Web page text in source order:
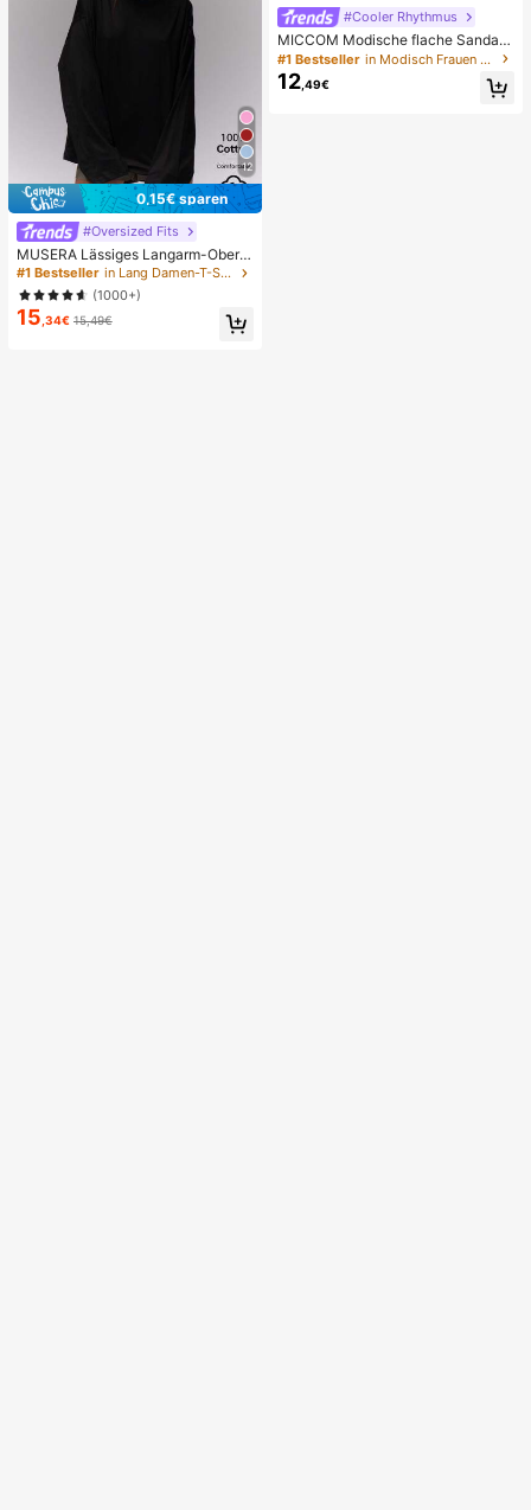
12
0,15€ sparen
#Oversized Fits
MUSERA Lässiges Langarm-Oberte
il, Lässig, süß, Alltag, oversized T-S
hirt, Flughafen, Urlaub, Herbst, Sch
ule, Frühling, Sommer
#1 Bestseller
in Lang Damen-T-Shirts mit langen Ärmeln
(1000+)
15 ,34€ 15,49€
#Cooler Rhythmus
MICCOM Modische flache Sandale
n für Damen, quadratische Zehenp
artie, offene Zehen, Schwarz, neue
vielseitige Damen-Flachslipper für
#1 Bestseller in Modisch Frauen Rutschen
12 ,49€